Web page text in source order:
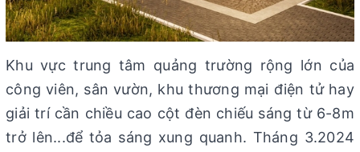
Khu vực trung tâm quảng trường rộng lớn của
công viên, sân vườn, khu thương mại điện tử hay
giải trí cần chiều cao cột đèn chiếu sáng từ 6-8m
trở lên...để tỏa sáng xung quanh. Tháng 3.2024